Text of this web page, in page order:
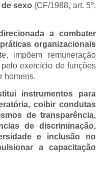
sexo (CF/1988, art. 5º,
a combater
organizacionais
impõem remuneração
exercício de funções
homens.
instrumentos para
coibir condutas
de transparência,
de discriminação,
e inclusão no
a capacitação